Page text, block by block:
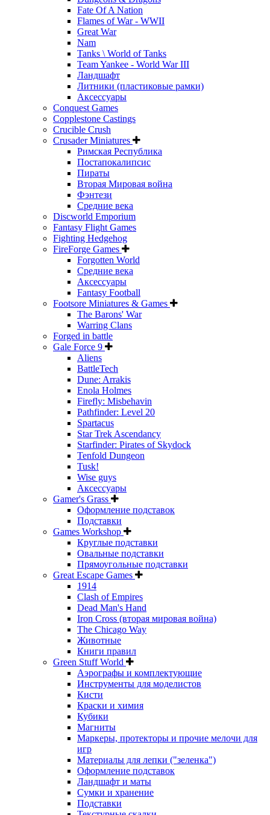
Fate Of A Nation
Flames of War - WWII
Great War
Nam
Tanks \ World of Tanks
Team Yankee - World War III
Ландшафт
Литники (пластиковые рамки)
Аксессуары
Conquest Games
Copplestone Castings
Crucible Crush
Crusader Miniatures
Римская Республика
Постапокалипсис
Пираты
Вторая Мировая война
Фэнтези
Средние века
Discworld Emporium
Fantasy Flight Games
Fighting Hedgehog
FireForge Games
Forgotten World
Средние века
Аксессуары
Fantasy Football
Footsore Miniatures & Games
The Barons' War
Warring Clans
Forged in battle
Gale Force 9
Aliens
BattleTech
Dune: Arrakis
Enola Holmes
Firefly: Misbehavin
Pathfinder: Level 20
Spartacus
Star Trek Ascendancy
Starfinder: Pirates of Skydock
Tenfold Dungeon
Tusk!
Wise guys
Аксессуары
Gamer's Grass
Оформление подставок
Подставки
Games Workshop
Круглые подставки
Овальные подставки
Прямоугольные подставки
Great Escape Games
1914
Clash of Empires
Dead Man's Hand
Iron Cross (вторая мировая война)
The Chicago Way
Животные
Книги правил
Green Stuff World
Аэрографы и комплектующие
Инструменты для моделистов
Кисти
Краски и химия
Кубики
Магниты
Маркеры, протекторы и прочие мелочи для
игр
Материалы для лепки ("зеленка")
Оформление подставок
Ландшафт и маты
Сумки и хранение
Подставки